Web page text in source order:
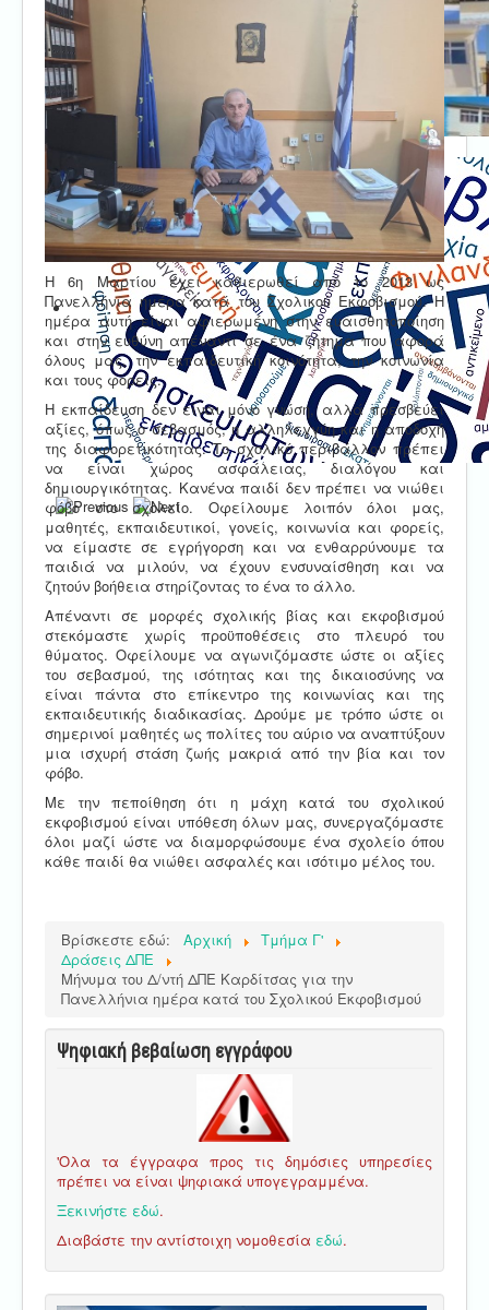
Η 6η Μαρτίου έχει καθιερωθεί από το 2013 ως
Πανελλήνια ημέρα κατά του Σχολικού Εκφοβισμού. Η
ημέρα αυτή είναι αφιερωμένη στην ευαισθητοποίηση
και στην ευθύνη απέναντι σε ένα ζήτημα που αφορά
όλους μας, την εκπαιδευτική κοινότητα, την κοινωνία
και τους φορείς.
Η εκπαίδευση δεν είναι μόνο γνώση, αλλά πρεσβεύει
αξίες, όπως ο σεβασμός, η αλληλεγγύη και η αποδοχή
της διαφορετικότητας. Το σχολικό περιβάλλον πρέπει
να είναι χώρος ασφάλειας, διαλόγου και
δημιουργικότητας. Κανένα παιδί δεν πρέπει να νιώθει
φόβο στο σχολείο. Οφείλουμε λοιπόν όλοι μας,
μαθητές, εκπαιδευτικοί, γονείς, κοινωνία και φορείς,
να είμαστε σε εγρήγορση και να ενθαρρύνουμε τα
παιδιά να μιλούν, να έχουν ενσυναίσθηση και να
ζητούν βοήθεια στηρίζοντας το ένα το άλλο.
Απέναντι σε μορφές σχολικής βίας και εκφοβισμού
στεκόμαστε χωρίς προϋποθέσεις στο πλευρό του
θύματος. Οφείλουμε να αγωνιζόμαστε ώστε οι αξίες
του σεβασμού, της ισότητας και της δικαιοσύνης να
είναι πάντα στο επίκεντρο της κοινωνίας και της
εκπαιδευτικής διαδικασίας. Δρούμε με τρόπο ώστε οι
σημερινοί μαθητές ως πολίτες του αύριο να αναπτύξουν
μια ισχυρή στάση ζωής μακριά από την βία και τον
φόβο.
Με την πεποίθηση ότι η μάχη κατά του σχολικού
εκφοβισμού είναι υπόθεση όλων μας, συνεργαζόμαστε
όλοι μαζί ώστε να διαμορφώσουμε ένα σχολείο όπου
κάθε παιδί θα νιώθει ασφαλές και ισότιμο μέλος του.
Βρίσκεστε εδώ: Αρχική
Τμήμα Γ'
Δράσεις ΔΠΕ
Μήνυμα του Δ/ντή ΔΠΕ Καρδίτσας για την
Πανελλήνια ημέρα κατά του Σχολικού Εκφοβισμού
Ψηφιακή βεβαίωση εγγράφου
'Ολα τα έγγραφα προς τις δημόσιες υπηρεσίες
πρέπει να είναι ψηφιακά υπογεγραμμένα.
Ξεκινήστε εδώ.
Διαβάστε την αντίστοιχη νομοθεσία εδώ.